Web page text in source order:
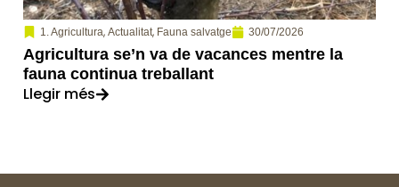
1. Agricultura, Actualitat, Fauna salvatge 30/07/2026
Agricultura se’n va de vacances mentre la
fauna continua treballant
Llegir més